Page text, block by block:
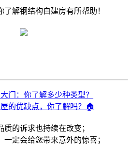
解钢结构自建房有所帮助！
门：你了解多少种类型？
的优缺点，你了解吗？🏠
的诉求也持续在改变；
定会给您带来意外的惊喜；